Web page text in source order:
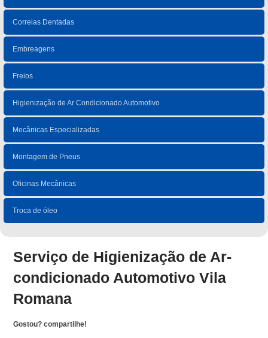
Correias Dentadas
Embreagens
Freios
Higienização de Ar Condicionado Automotivo
Mecânicas Especializadas
Montagem de Pneus
Oficinas Mecânicas
Troca de óleo
Serviço de Higienização de Ar-
condicionado Automotivo Vila
Romana
Gostou? compartilhe!